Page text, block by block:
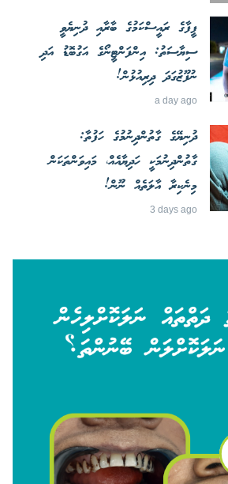
ފީފާގެ ރައީސްކަމުގެ ބާރާއި ދުނިޔެވީ
ސިޔާސަތު: އިންފަންޓީނޯގެ އަގުބޮޑު އަދި
ނުފޫޒުގަދަ ދިރިއުޅުން!
a day ago
ދުނިޔޭގެ ގާތުންދިނުމުގެ ހަފުތާ:
ގާތުންދިނުމަކީ ހަދިޔާއެއް، މައިވަންތަކަން
މިނެކިރާ އާލަތެއް ނޫން!
3 days ago